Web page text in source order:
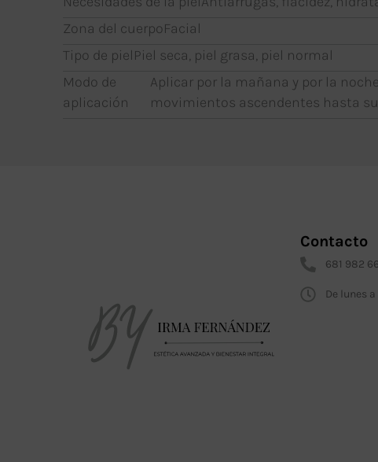
Zona del cuerpoFacial
Tipo de pielPiel seca, piel grasa, piel normal
Modo de
aplicación
Aplicar por la mañana y por la
movimientos ascendentes hasta
Contacto
681 982
De lunes